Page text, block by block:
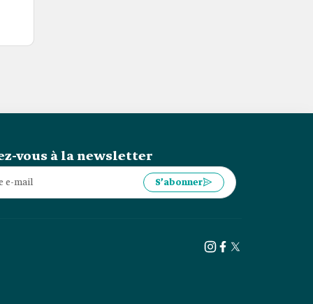
vous à la newsletter
S’abonner